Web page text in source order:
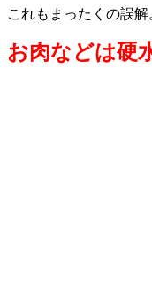
これもまったくの誤解
お肉などは硬